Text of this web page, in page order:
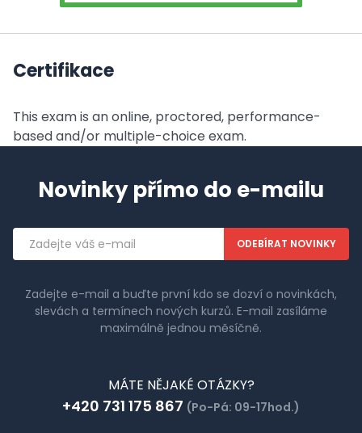
Certifikace
This exam is an online, proctored, performance-
based and/or multiple-choice exam.
Novinky přímo do e-mailu
Emailová
adresa
Zadejte e-mail a buďte první kdo se dozví o novinkách,
slevách a termínech nových kurzů. E-mail zasíláme
maximálně jednou měsíčně.
MÁTE NĚJAKÉ OTÁZKY?
+420 731 175 867 (Po-Pá: 09-17hod.)